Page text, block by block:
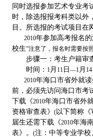
同时选报参加艺术专业考
时，除选报报考科类以外
目。所选报的考试项目在
2010年参加高考报名
校生”注意了，报名时需要按
步骤一：考生户籍审
时间： 1月 11日 —1月 14
2010年海口市省外就
前，必须先访问海口市考
下载《2010年海口市省外
资格审查表》 (以下简称《
届生还需下载《2010年海
表》。 (注：中等专业学